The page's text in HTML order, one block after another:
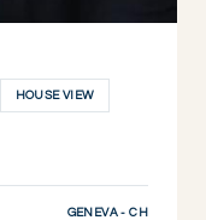
HOUSE VIEW
GENEVA - CH